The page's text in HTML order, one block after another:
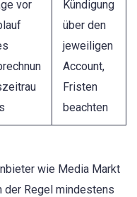
vor
Kündigung
über den
jeweiligen
Account,
Fristen
beachten
wie Media Markt
der Regel mindestens